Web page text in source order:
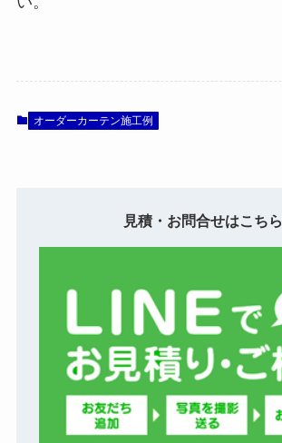
オーダーカーテン施工例
見積・お問合せはこちら